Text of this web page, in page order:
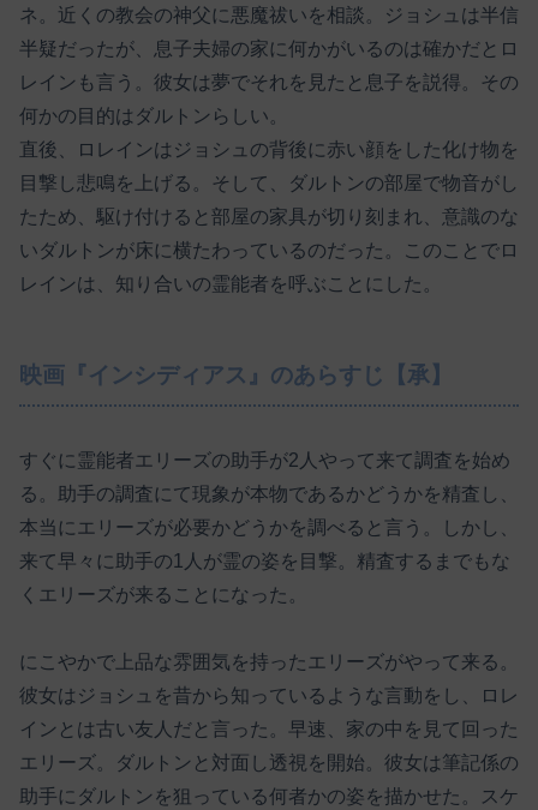
ネ。近くの教会の神父に悪魔祓いを相談。ジョシュは半信
半疑だったが、息子夫婦の家に何かがいるのは確かだとロ
レインも言う。彼女は夢でそれを見たと息子を説得。その
何かの目的はダルトンらしい。
直後、ロレインはジョシュの背後に赤い顔をした化け物を
目撃し悲鳴を上げる。そして、ダルトンの部屋で物音がし
たため、駆け付けると部屋の家具が切り刻まれ、意識のな
いダルトンが床に横たわっているのだった。このことでロ
レインは、知り合いの霊能者を呼ぶことにした。
映画『インシディアス』のあらすじ【承】
すぐに霊能者エリーズの助手が2人やって来て調査を始め
る。助手の調査にて現象が本物であるかどうかを精査し、
本当にエリーズが必要かどうかを調べると言う。しかし、
来て早々に助手の1人が霊の姿を目撃。精査するまでもな
くエリーズが来ることになった。
にこやかで上品な雰囲気を持ったエリーズがやって来る。
彼女はジョシュを昔から知っているような言動をし、ロレ
インとは古い友人だと言った。早速、家の中を見て回った
エリーズ。ダルトンと対面し透視を開始。彼女は筆記係の
助手にダルトンを狙っている何者かの姿を描かせた。スケ